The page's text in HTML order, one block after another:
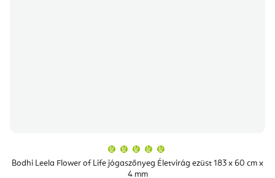
Bodhi Leela Flower of Life jógaszőnyeg Életvirág ezüst 183 x 60 cm x
4 mm
átlagos
értékelése